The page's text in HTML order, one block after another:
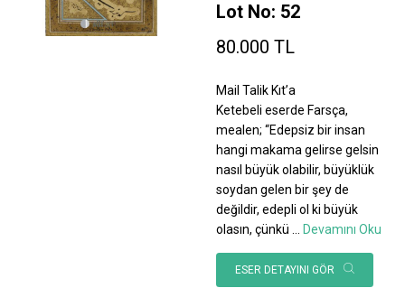
Lot No: 52
80.000 TL
Mail Talik Kıt’a
Ketebeli eserde Farsça,
mealen; “Edepsiz bir insan
hangi makama gelirse gelsin
nasıl büyük olabilir, büyüklük
soydan gelen bir şey de
değildir, edepli ol ki büyük
olasın, çünkü ... Devamını Oku
ESER DETAYINI GÖR